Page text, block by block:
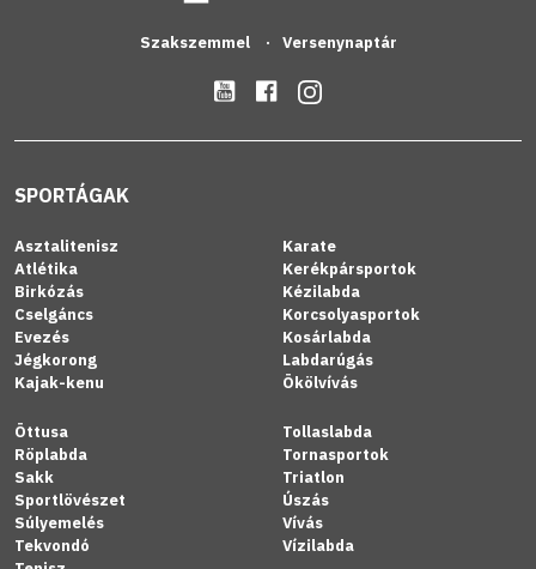
Szakszemmel Versenynaptár
SPORTÁGAK
Asztalitenisz
Atlétika
Birkózás
Cselgáncs
Evezés
Jégkorong
Kajak-kenu
Karate
Kerékpársportok
Kézilabda
Korcsolyasportok
Kosárlabda
Labdarúgás
Ökölvívás
Öttusa
Röplabda
Sakk
Sportlövészet
Súlyemelés
Tekvondó
Tollaslabda
Tornasportok
Triatlon
Úszás
Vívás
Vízilabda